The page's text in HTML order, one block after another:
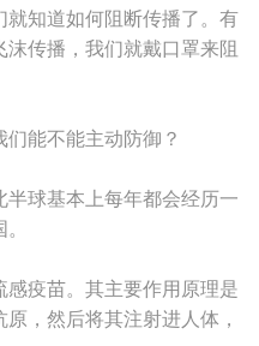
就知道如何阻断传播了。有
传播，我们就戴口罩来阻
能不能主动防御？
球基本上每年都会经历一
疫苗。其主要作用原理是
，然后将其注射进人体，